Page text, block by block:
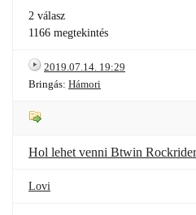
2 válasz
1166 megtekintés
2019.07.14. 19:29
Bringás: Hámori
Hol lehet venni Btwin
Lovi